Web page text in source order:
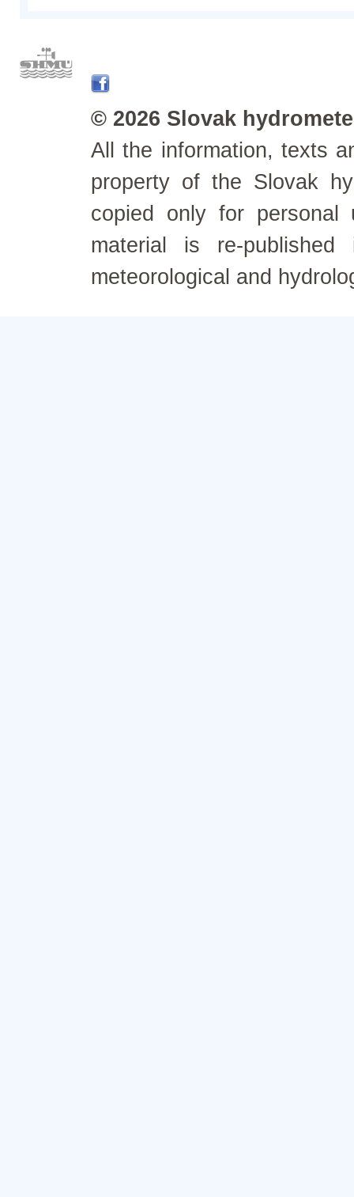
© 2026 Slovak
All the information, texts
property of the Slovak
copied only for personal
material is re-
meteorological and